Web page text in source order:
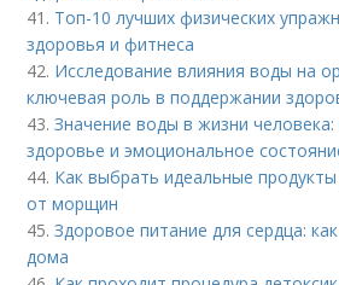
41. Топ-10 лучших физических
здоровья и фитнеса
42. Исследование влияния воды на
ключевая роль в поддержании
43.Значение воды в жизни человека:
здоровье и эмоциональное
44. Как выбрать идеальные
от морщин
45.Здоровое питание для сердца:
дома